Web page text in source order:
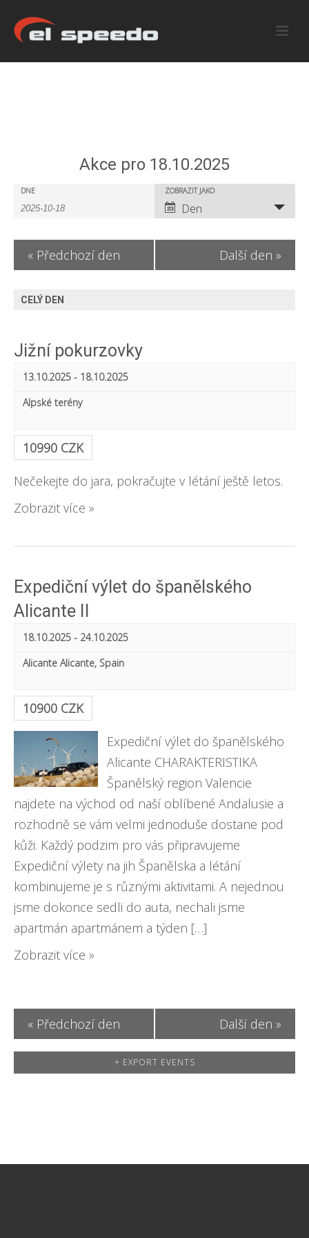
Akce pro 18.10.2025
A
e
S
a
c
h
a
n
d
V
i
e
w
a
v
g
a
t
i
o
n
A
c
e
S
a
DNE
A
k
e
v
a
i
ZOBRAZIT JAKO
Den
« Předchozí den Další den »
CELÝ DEN
Jižní pokurzovky
13.10.2025 - 18.10.2025
Alpské terény
10990 CZK
Nečekejte do jara, pokračujte v létání ještě letos.
Zobrazit více »
Expediční výlet do španělského
Alicante II
18.10.2025 - 24.10.2025
Alicante Alicante, Spain
10900 CZK
Expediční výlet do španělského
Alicante CHARAKTERISTIKA
Španělský region Valencie
najdete na východ od naší oblíbené Andalusie a
rozhodně se vám velmi jednoduše dostane pod
kůži. Každý podzim pro vás připravujeme
Expediční výlety na jih Španělska a létání
kombinujeme je s různými aktivitami. A nejednou
jsme dokonce sedli do auta, nechali jsme
apartmán apartmánem a týden […]
Zobrazit více »
« Předchozí den Další den »
+ EXPORT EVENTS